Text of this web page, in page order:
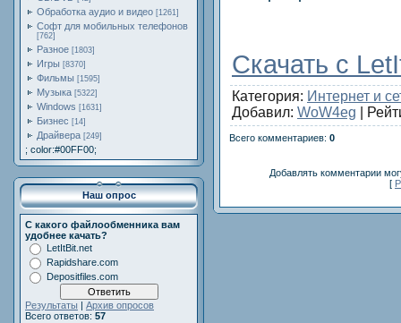
Обработка аудио и видео [1261]
Софт для мобильных телефонов
[762]
Разное [1803]
Игры [8370]
Фильмы [1595]
Музыка [5322]
Windows [1631]
Бизнес [14]
Драйвера [249]
; color:#00FF00;
Наш опрос
С какого файлообменника вам
удобнее качать?
LetItBit.net
Rapidshare.com
Depositfiles.com
Результаты | Архив опросов
Всего ответов: 57
Скачать с
Категория: Интернет и
Добавил: WoW4eg
Всего комментариев: 0
Добавлять комментарии
[